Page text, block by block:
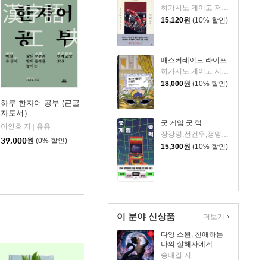
히가시노 게이고 저/양윤옥 역
15,120원 (10% 할인)
매스커레이드 라이프
18,000원 (10% 할인)
굿 게임 굿 럭
장강명,전건우,정명섭,정해연,조영주 저
15,300원 (10% 할인)
이 분야 신상품
다잉 스완, 친애하는
나의 살해자에게
송대길 저
더보기
하루 한자어 공부 (큰글
자도서）
이인호 저
유유
39,000원 (0% 할인)